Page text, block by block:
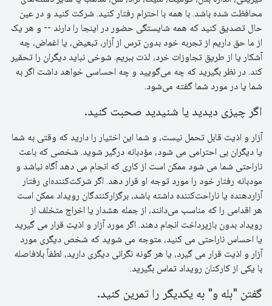
محافظت شده باشد. با همه با احترام رفتار کنید. شرکت کنید و در عین
حال تصدیق کنید که همه شایستگی حضور در اینجا را دارند -- و هر یک
از ما حق داریم از تجربه خود بدون ترس از آزار، تبعیض، یا اغماض، چه
آشکار یا از طریق تجاوزات خرد، لذت ببریم. شوخی نباید دیگران را تحقیر
کند. در نظر بگیرید که چه می‌گویید و چه احساسی خواهد داشت اگر به
شما یا در مورد شما گفته می‌شود.
اگر چیزی دیدید یا شنیدید صحبت کنید.
آزار و اذیت قابل تحمل نیست، و شما این اختیار را دارید که وقتی به شما
یا دیگران بی احترامی می شود، مؤدبانه درگیر شوید. شخصی که باعث
ناراحتی شما می شود ممکن است از کاری که انجام می دهد آگاه نباشد و
مودبانه رفتار خود را مورد توجه او قرار دهد. اگر شرکت‌کننده‌ای رفتار
آزاردهنده یا ناراحت‌کننده داشته باشد، برگزارکنندگان رویداد ممکن است
هر اقدامی را که مناسب می‌دانند، از جمله هشدار یا اخراج متخلف از
رویداد بدون بازپرداخت انجام دهند. اگر مورد آزار و اذیت قرار می گیرید
یا احساس ناراحتی می کنید، متوجه می شوید که شخص دیگری مورد
آزار و اذیت قرار می گیرد، یا هر گونه نگرانی دیگری دارید، لطفاً بلافاصله
با یکی از کارکنان رویداد تماس بگیرید.
گفتن "بله و" به یکدیگر را تمرین کنید.